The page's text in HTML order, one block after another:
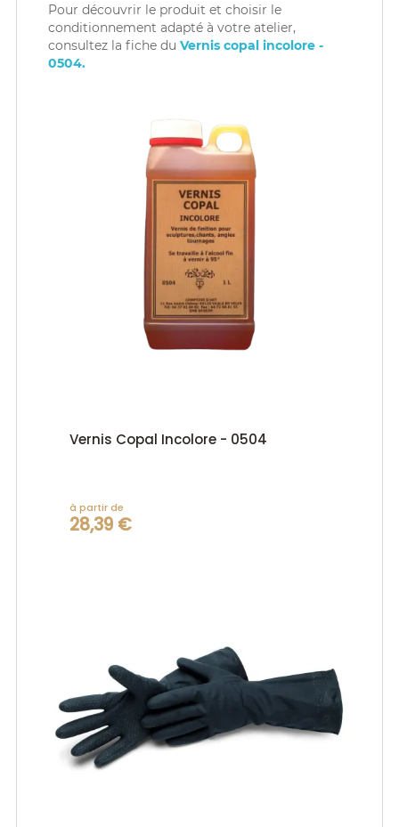
Pour découvrir le produit et choisir le
conditionnement adapté à votre atelier,
consultez la fiche du Vernis copal incolore -
0504.
Vernis Copal Incolore - 0504
à partir de
28,39 €